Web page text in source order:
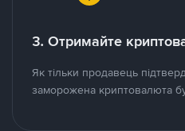
3. Отримайте
Як тільки продавець
заморожена криптовалюта